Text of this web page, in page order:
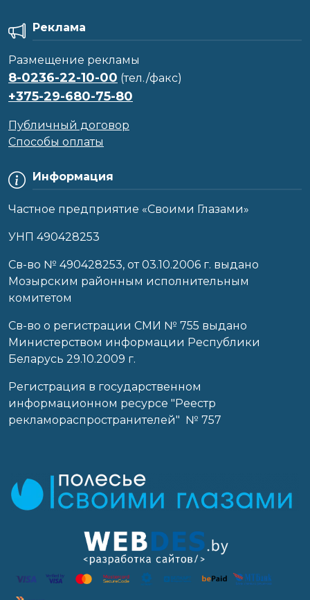
Информация
Частное предприятие «Своими Глазами»
УНП 490428253
Cв-во № 490428253, от 03.10.2006 г. выдано
Мозырским районным исполнительным
комитетом
Св-во о регистрации СМИ № 755 выдано
Министерством информации Республики
Беларусь 29.10.2009 г.
Регистрация в государственном
информационном ресурсе "Реестр
рекламораспространителей" № 757
Реклама
Размещение рекламы
8-0236-22-10-00 (тел./факс)
+375-29-680-75-80
Публичный договор
Способы оплаты